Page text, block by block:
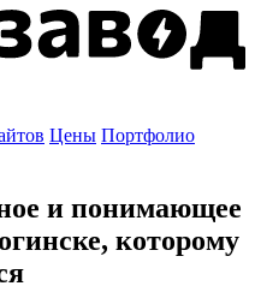
Цены Портфолио
и понимающее
которому